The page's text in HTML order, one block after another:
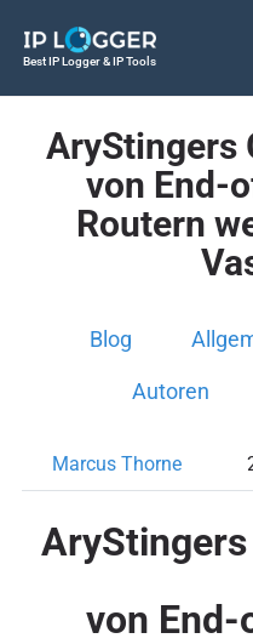
Best IP Logger & IP Tools
AryStingers
von End-
Routern
Blog
Autoren
Marcus Thorne
von